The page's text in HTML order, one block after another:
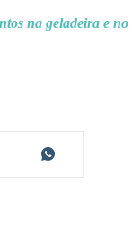
na geladeira e no